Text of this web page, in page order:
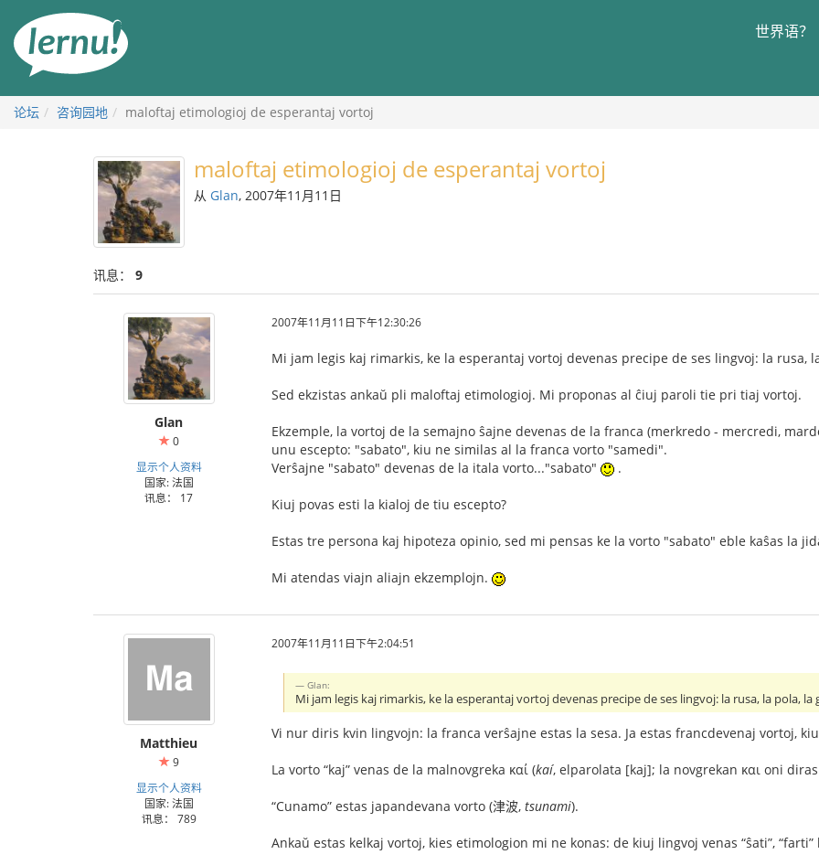
世界语？
论坛 咨询园地 maloftaj etimologioj de esperantaj vortoj
maloftaj etimologioj de esperantaj vortoj
从 Glan, 2007年11月11日
讯息： 9
Glan
0
显示个人资料
国家: 法国
讯息： 17
2007年11月11日下午12:30:26
Mi jam legis kaj rimarkis, ke la esperantaj vortoj devenas precipe de ses lingvoj: la rusa,
Sed ekzistas ankaŭ pli maloftaj etimologioj. Mi proponas al ĉiuj paroli tie pri tiaj vortoj.
Ekzemple, la vortoj de la semajno ŝajne devenas de la franca (merkredo - mercredi,
unu escepto: "sabato", kiu ne similas al la franca vorto "samedi".
Verŝajne "sabato" devenas de la itala vorto..."sabato"
.
Kiuj povas esti la kialoj de tiu escepto?
Mi atendas viajn aliajn ekzemplojn.
Matthieu
9
显示个人资料
国家: 法国
讯息： 789
2007年11月11日下午2:04:51
Glan:
Mi jam legis kaj rimarkis, ke la esperantaj vortoj devenas precipe de ses lingvoj: la rusa, la pola, la
Vi nur diris kvin lingvojn: la franca verŝajne estas la sesa. Ja estas francdevenaj vortoj,
La vorto “kaj” venas de la malnovgreka καί (kaí, elparolata [kaj]; la novgrekan και oni
“Cunamo” estas japandevana vorto (津波, tsunami).
Ankaŭ estas kelkaj vortoj, kies etimologion mi ne konas: de kiuj lingvoj venas “ŝati”, “farti”